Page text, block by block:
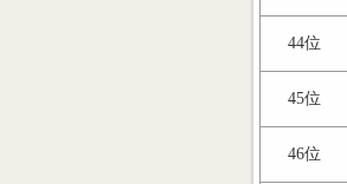
44位
45位
46位